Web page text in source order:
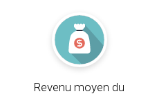
Revenu moyen du